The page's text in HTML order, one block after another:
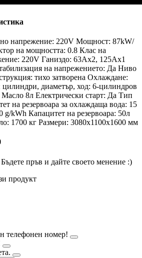
напрежение: 220V Мощност: 87kW/
на мощността: 0.8 Клас на
220V Ганиздо: 63Ax2, 125Ax1
на напрежението: Да Ниво
тихо затворена Охлаждане:
диаметър, ход: 6-цилиндров
8л Електрически старт: Да Тип
на резервоара за охлаждаща вода: 15
g/kWh Капацитет на резервоара: 50л
1700 кг Размери: 3080х1100х1600 мм
пръв и дайте своето менение :)
продукт
телефонен номер!